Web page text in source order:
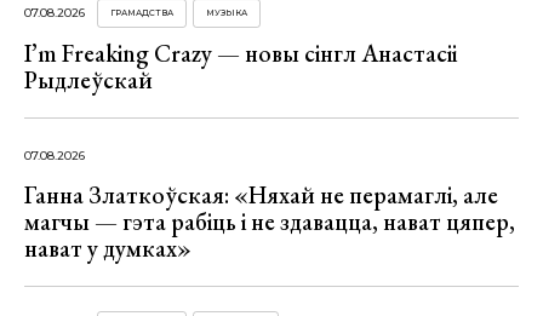
07.08.2026 ГРАМАДСТВА МУЗЫКА
I’m Freaking Crazy — новы сінгл Анастасіі
Рыдлеўскай
07.08.2026
Ганна Златкоўская: «Няхай не перамаглі, але
магчы — гэта рабіць і не здавацца, нават цяпер,
нават у думках»